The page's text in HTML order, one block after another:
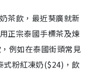
茶飲，最近葵廣就新
正宗泰國手標茶及煉
例如在泰國街頭常見
式粉紅凍奶($24)，飲